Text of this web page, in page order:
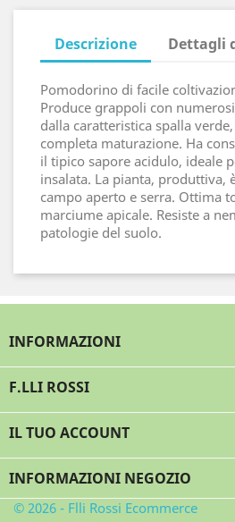
Descrizione Dettagli
Pomodorino di facile
Produce grappoli con
dalla caratteristica spalla
completa maturazione. Ha
il tipico sapore acidulo, ideale
insalata. La pianta, produttiva,
campo aperto e serra. Ottima
marciume apicale. Resiste a
patologie del suolo.
INFORMAZIONI
F.LLI ROSSI
IL TUO ACCOUNT
INFORMAZIONI NEGOZIO
© 2026 - Flli Rossi Ecommerce